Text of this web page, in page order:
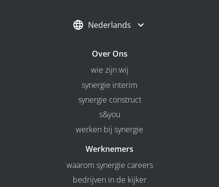
Nederlands
Over Ons
wie zijn wij
synergie interim
synergie construct
s&you
werken bij synergie
Werknemers
waarom synergie careers
bedrijven in de kijker